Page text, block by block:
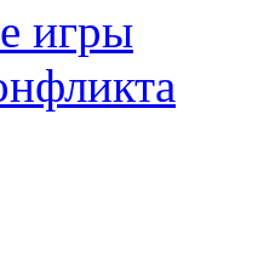
игры